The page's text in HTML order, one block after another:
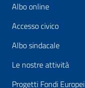
Albo online
Accesso civico
Albo sindacale
Le nostre attività
Progetti Fondi Europei